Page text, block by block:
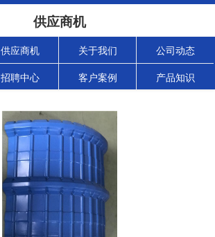
供应商机
供应商机 关于我们 公司动态
招聘中心 客户案例 产品知识